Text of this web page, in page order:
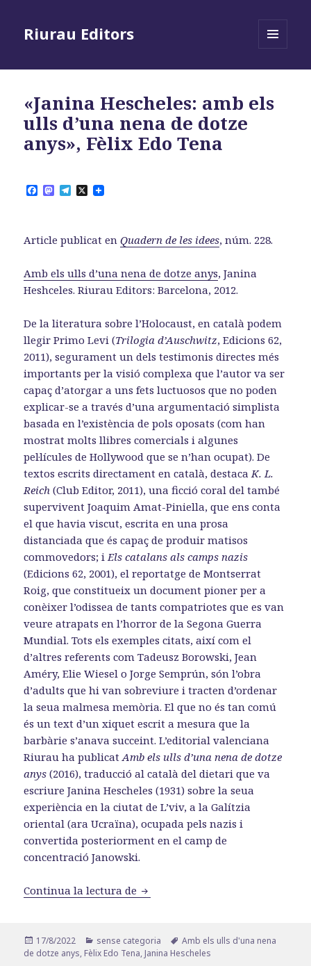
Riurau Editors
«Janina Hescheles: amb els
ulls d’una nena de dotze
anys», Fèlix Edo Tena
F
b
o
k
M
o
d
n
T
g
r
m
X
Article publicat enQuadern de les idees, núm. 228.
Amb els ulls d’una nena de dotze anys, Janina
Heshceles. Riurau Editors: Barcelona, 2012.
De la literatura sobre l’Holocaust, en català podem
llegir Primo Levi (Trilogia d’Auschwitz, Edicions 62,
2011), segurament un dels testimonis directes més
importants per la visió complexa que l’autor va ser
capaç d’atorgar a uns fets luctuosos que no poden
explicar-se a través d’una argumentació simplista
basada en l’existència de pols oposats (com han
mostrat molts llibres comercials i algunes
pel·lícules de Hollywood que se n’han ocupat). De
textos escrits directament en català, destacaK. L.
Reich (Club Editor, 2011), una ficció coral del també
supervivent Joaquim Amat-Piniella, que ens conta
el que havia viscut, escrita en una prosa
distanciada que és capaç de produir matisos
commovedors; iEls catalans als camps nazis
(Edicions 62, 2001), el reportatge de Montserrat
Roig, que constitueix un document pioner per a
conèixer l’odissea de tants compatriotes que es van
veure atrapats en l’horror de la Segona Guerra
Mundial. Tots els exemples citats, així com el
d’altres referents com Tadeusz Borowski, Jean
Améry, Elie Wiesel o Jorge Semprún, són l’obra
d’adults que hi van sobreviure i tracten d’ordenar
la seua malmesa memòria. El que no és tan comú
és un text d’un xiquet escrit a mesura que la
barbàrie s’anava succeint. L’editorial valenciana
Riurau ha publicatAmb els ulls d’una nena de dotze
anys (2016), traducció al català del dietari que va
escriure Janina Hescheles (1931) sobre la seua
experiència en la ciutat de L’viv, a la Galítzia
oriental (ara Ucraïna), ocupada pels nazis i
convertida posteriorment en el camp de
concentració Janowski.
Continua la lectura de «Janina Hescheles: amb els ulls
Publicat
el
17/8/2022 Categories
sense categoria Etiquetes
Amb els ulls d'una nena
de dotze anys, Fèlix Edo Tena, Janina Hescheles